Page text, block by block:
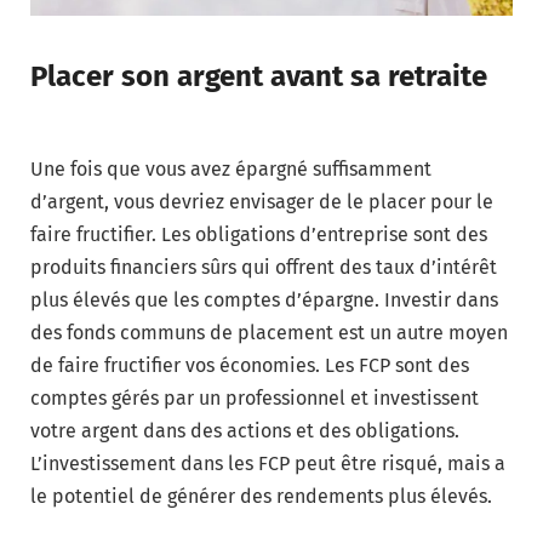
Placer son argent avant sa retraite
Une fois que vous avez épargné suffisamment
d’argent, vous devriez envisager de le placer pour le
faire fructifier. Les obligations d’entreprise sont des
produits financiers sûrs qui offrent des taux d’intérêt
plus élevés que les comptes d’épargne. Investir dans
des fonds communs de placement est un autre moyen
de faire fructifier vos économies. Les FCP sont des
comptes gérés par un professionnel et investissent
votre argent dans des actions et des obligations.
L’investissement dans les FCP peut être risqué, mais a
le potentiel de générer des rendements plus élevés.